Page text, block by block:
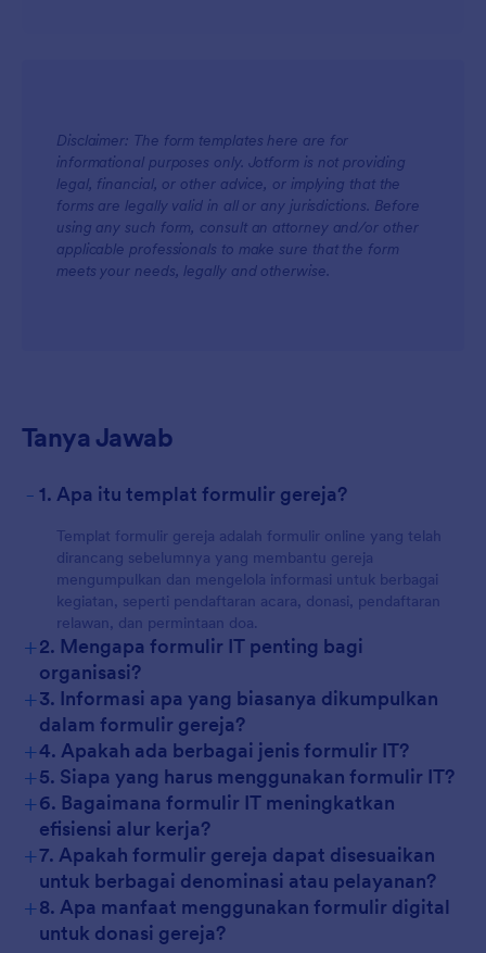
For Teams
Disclaimer: The form templates here are for
informational purposes only. Jotform is not providing
legal, financial, or other advice, or implying that the
forms are legally valid in all or any jurisdictions. Before
using any such form, consult an attorney and/or other
applicable professionals to make sure that the form
meets your needs, legally and otherwise.
Tanya Jawab
- 1. Apa itu templat formulir gereja?
Templat formulir gereja adalah formulir online yang telah
dirancang sebelumnya yang membantu gereja
mengumpulkan dan mengelola informasi untuk berbagai
kegiatan, seperti pendaftaran acara, donasi, pendaftaran
relawan, dan permintaan doa.
+2. Mengapa formulir IT penting bagi
organisasi?
+3. Informasi apa yang biasanya dikumpulkan
dalam formulir gereja?
+4. Apakah ada berbagai jenis formulir IT?
+5. Siapa yang harus menggunakan formulir IT?
+6. Bagaimana formulir IT meningkatkan
efisiensi alur kerja?
+7. Apakah formulir gereja dapat disesuaikan
untuk berbagai denominasi atau pelayanan?
+8. Apa manfaat menggunakan formulir digital
untuk donasi gereja?